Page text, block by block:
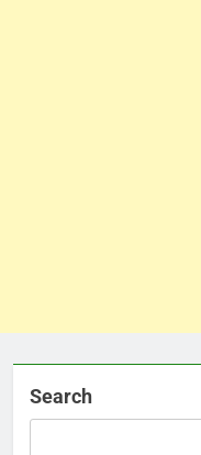
Search